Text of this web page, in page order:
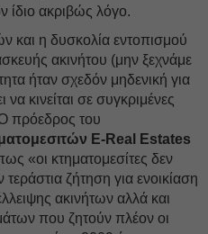
ίδιο ακριβώς λόγο.
και η δυσκολία εντοπισμού
ακινήτου (μην ξεχνάμε
ήταν σχεδόν μηδενική για
κινείται σε συγκριμένες
Ο πρόεδρος του
E-Real Estates
«οι κτηματομεσίτες δεν
ζήτηση για ενοικίαση
ακινήτων αλλά και
που ζητούν πλέον οι